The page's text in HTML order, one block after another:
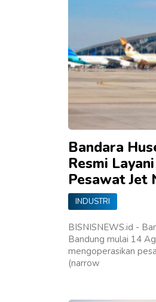
Bandara
Resmi
Pesawat Jet
INDUSTRI
BISNISNEWS.id -
Bandung mulai 14
mengoperasikan
(narrow